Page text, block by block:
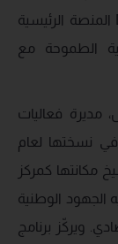
والذكاء الاصطناعي (سدايا). وتمثل Deepfest المنصة الرئيسية
الطموحة مع
فعاليات
مؤتمرات LEAP: ” تُجسّد منصة DeepFest في نسختها لعام
مكانتها كمركز
الجهود الوطنية
ويركّز برنامج